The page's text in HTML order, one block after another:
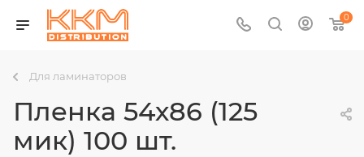
0
Для ламинаторов
Пленка 54х86 (125
мик) 100 шт.